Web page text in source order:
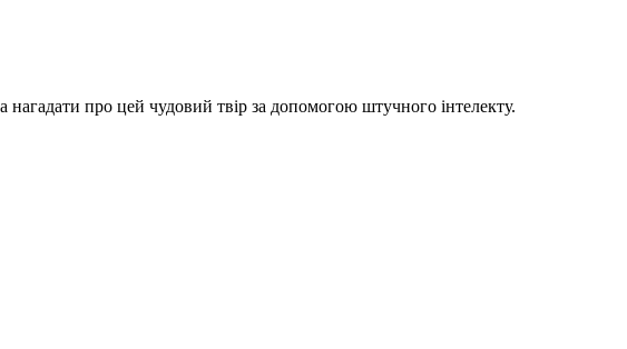
про цей чудовий твір за допомогою штучного інтелекту.